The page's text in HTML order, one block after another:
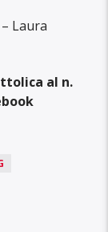
– Laura
al n.